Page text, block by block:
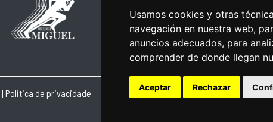
Usamos cookies y otras
navegación en nuestra web,
anuncios adecuados, para
comprender de donde llegan
Aceptar Rechazar
| Politica de privacidade